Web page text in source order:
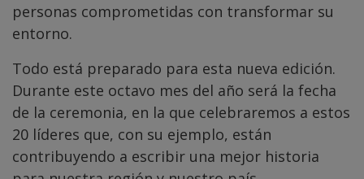
personas comprometidas con transformar su
entorno.
Todo está preparado para esta nueva edición.
Durante este octavo mes del año será la fecha
de la ceremonia, en la que celebraremos a estos
20 líderes que, con su ejemplo, están
contribuyendo a escribir una mejor historia